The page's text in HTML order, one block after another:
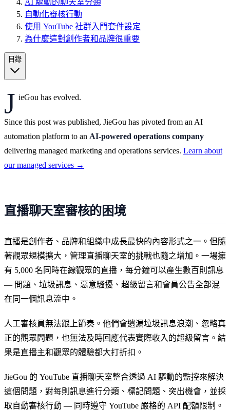
自動化審核行動
使用 YouTube 社群入門套件設定
為什麼這對創作者和品牌很重要
目錄
J ieGou has evolved.
Since this post was published, JieGou has pivoted from an AI
automation platform to an AI-powered operations company
delivering managed marketing and operations services. Learn about
our managed services →
直播聊天室審核的困境
直播是創作者、品牌和組織中成長最快的內容形式之一。但隨
著觀眾規模擴大，管理直播聊天室的挑戰也隨之增加。一場擁
有 5,000 名同時在線觀眾的直播，每分鐘可以產生數百則訊息
— 問題、垃圾訊息、惡意騷擾、超級留言和會員公告全部混
在同一個訊息流中。
人工審核員無法跟上節奏。他們會遺漏垃圾訊息浪潮、忽略真
正的觀眾問題，也無法及時回應代表實際收入的超級留言。結
果是直播主和觀眾的體驗都大打折扣。
JieGou 的 YouTube 直播聊天室整合透過 AI 驅動的監控來解決
這個問題，對每則訊息進行分類、標記問題、突出機會，並採
取自動審核行動 — 同時遵守 YouTube 嚴格的 API 配額限制。